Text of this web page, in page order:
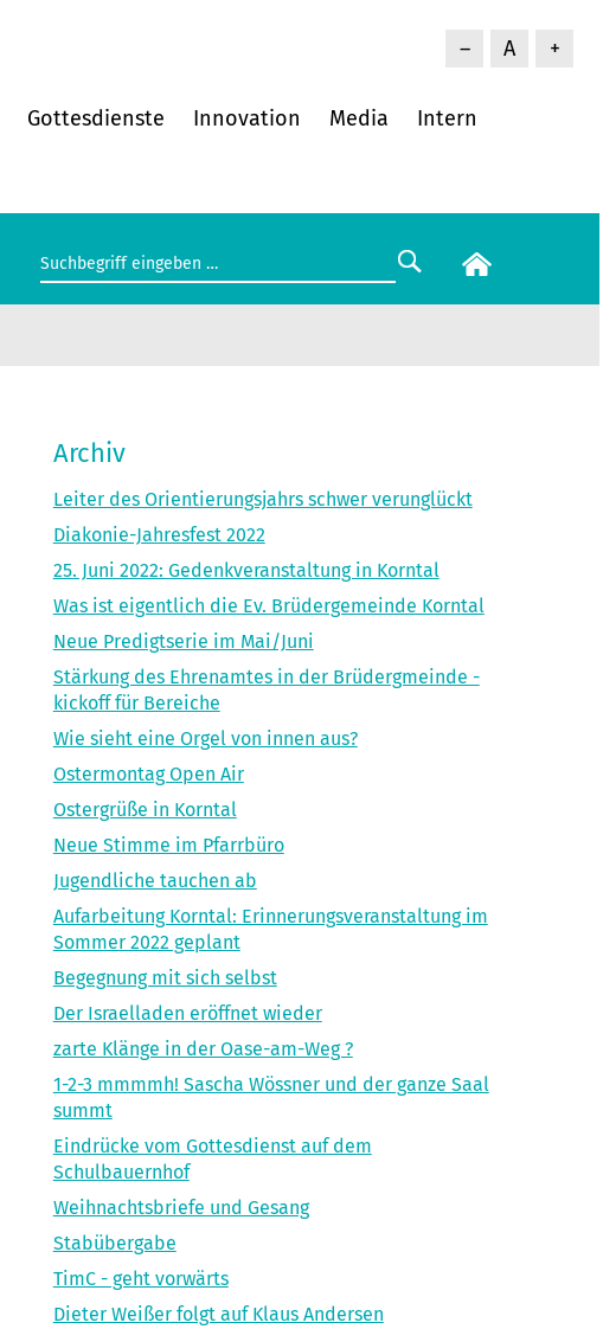
– A +
Gottesdienste Innovation Media Intern
Archiv
Leiter des Orientierungsjahrs schwer verunglückt
Diakonie-Jahresfest 2022
25. Juni 2022: Gedenkveranstaltung in Korntal
Was ist eigentlich die Ev. Brüdergemeinde Korntal
Neue Predigtserie im Mai/Juni
Stärkung des Ehrenamtes in der Brüdergmeinde -
kickoff für Bereiche
Wie sieht eine Orgel von innen aus?
Ostermontag Open Air
Ostergrüße in Korntal
Neue Stimme im Pfarrbüro
Jugendliche tauchen ab
Aufarbeitung Korntal: Erinnerungsveranstaltung im
Sommer 2022 geplant
Begegnung mit sich selbst
Der Israelladen eröffnet wieder
zarte Klänge in der Oase-am-Weg ?
1-2-3 mmmmh! Sascha Wössner und der ganze Saal
summt
Eindrücke vom Gottesdienst auf dem
Schulbauernhof
Weihnachtsbriefe und Gesang
Stabübergabe
TimC - geht vorwärts
Dieter Weißer folgt auf Klaus Andersen